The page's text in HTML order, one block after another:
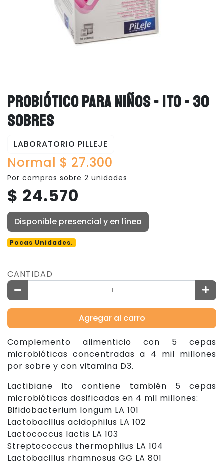
PROBIÓTICO PARA NIÑOS - ITO - 30
SOBRES
LABORATORIO PILLEJE
Normal $ 27.300
Por compras sobre 2 unidades
$ 24.570
Disponible presencial y en línea
Pocas Unidades.
CANTIDAD
Agregar al carro
Complemento alimenticio con 5 cepas
microbióticas concentradas a 4 mil millones
por sobre y con vitamina D3.
Lactibiane Ito contiene también 5 cepas
microbióticas dosificadas en 4 mil millones:
Bifidobacterium longum LA 101
Lactobacillus acidophilus LA 102
Lactococcus lactis LA 103
Streptococcus thermophilus LA 104
Lactobacillus rhamnosus GG LA 801